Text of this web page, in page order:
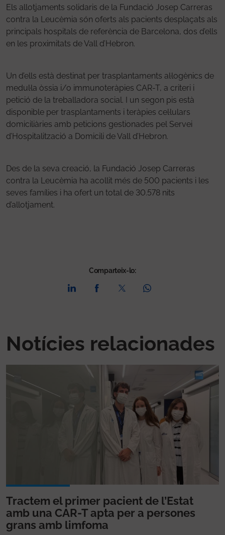
Els allotjaments solidaris de la Fundació Josep Carreras
contra la Leucèmia són oferts als pacients desplaçats als
principals hospitals de referència de Barcelona, dos d’ells
en les proximitats de Vall d’Hebron.
Un d’ells està destinat per trasplantaments al·logènics de
medul·la òssia i/o immunoteràpies CAR-T, a criteri i
petició de la treballadora social. I un segon pis està
disponible per trasplantaments i teràpies cel·lulars
domiciliàries amb peticions gestionades pel Servei
d’Hospitalització a Domicili de Vall d’Hebron.
Des de la seva creació, la Fundació Josep Carreras
contra la Leucèmia ha acollit més de 500 pacients i les
seves famílies i ha ofert un total de 30.578 nits
d’allotjament.
Comparteix-lo:
Notícies relacionades
Tractem el primer pacient de l’Estat
amb una CAR-T apta per a persones
grans amb limfoma